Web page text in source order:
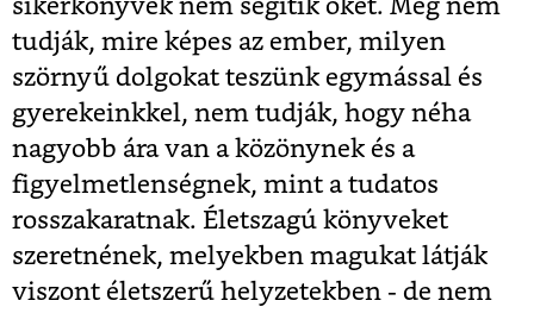
sikerkönyvek nem segítik őket. Még nem
tudják, mire képes az ember, milyen
szörnyű dolgokat teszünk egymással és
gyerekeinkkel, nem tudják, hogy néha
nagyobb ára van a közönynek és a
figyelmetlenségnek, mint a tudatos
rosszakaratnak. Életszagú könyveket
szeretnének, melyekben magukat látják
viszont életszerű helyzetekben - de nem